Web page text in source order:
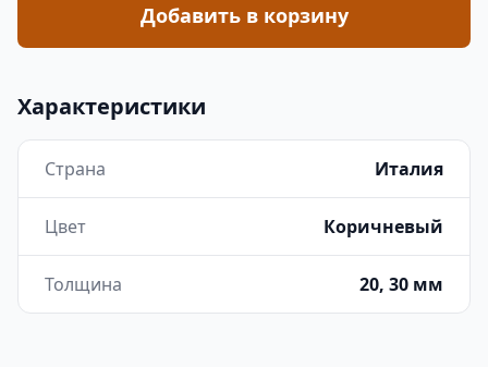
Добавить в корзину
Характеристики
Страна Италия
Цвет Коричневый
Толщина 20, 30 мм